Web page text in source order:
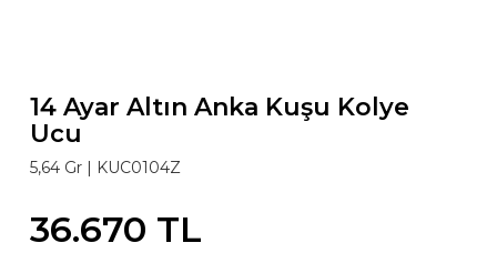
14 Ayar Altın Anka Kuşu Kolye
Ucu
5,64 Gr | KUC0104Z
36.670 TL